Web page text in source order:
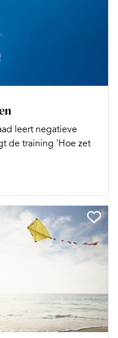
leert negatieve
de training 'Hoe zet